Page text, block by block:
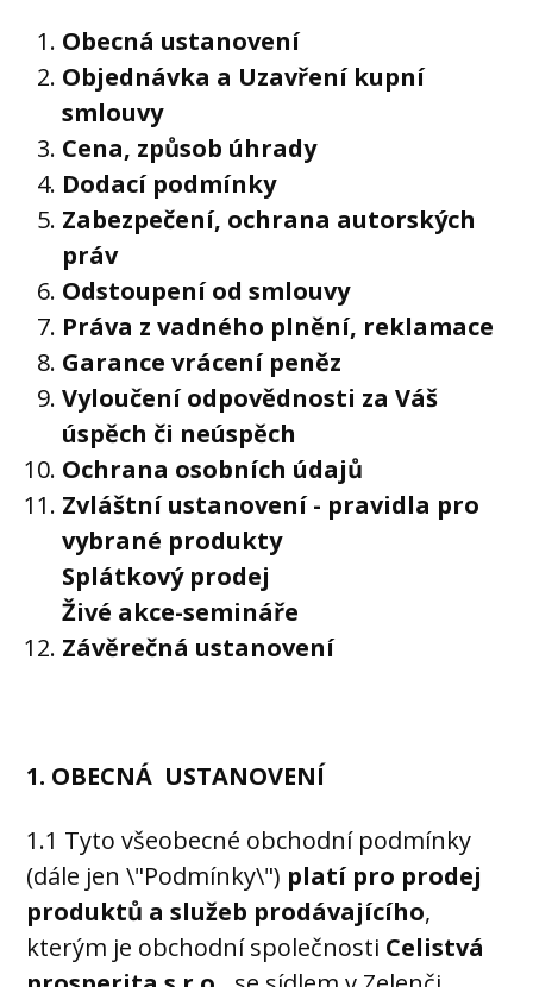
Obecná ustanovení
Objednávka a Uzavření kupní
smlouvy
Cena, způsob úhrady
Dodací podmínky
Zabezpečení, ochrana autorských
práv
Odstoupení od smlouvy
Práva z vadného plnění, reklamace
Garance vrácení peněz
Vyloučení odpovědnosti za Váš
úspěch či neúspěch
Ochrana osobních údajů
Zvláštní ustanovení - pravidla pro
vybrané produkty
Splátkový prodej
Živé akce-semináře
Závěrečná ustanovení
1. OBECNÁ USTANOVENÍ
1.1 Tyto všeobecné obchodní podmínky
(dále jen \"Podmínky\") platí pro prodej
produktů a služeb prodávajícího,
kterým je obchodní společnosti Celistvá